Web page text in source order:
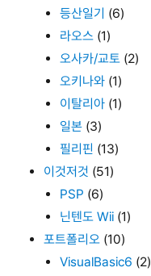
등산일기 (6)
라오스 (1)
오사카/교토 (2)
오키나와 (1)
이탈리아 (1)
일본 (3)
필리핀 (13)
이것저것 (51)
PSP (6)
닌텐도 Wii (1)
포트폴리오 (10)
VisualBasic6 (2)